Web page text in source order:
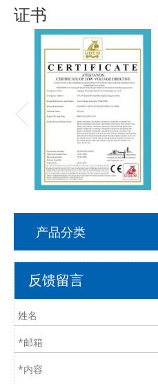
证书
产品分类
反馈留言